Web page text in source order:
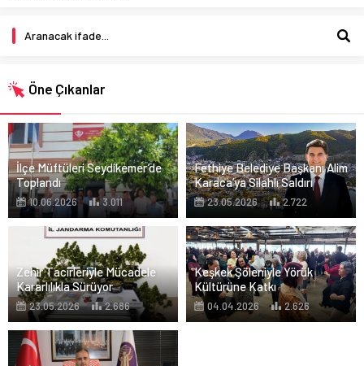
Öne Çıkanlar
İlçe Müftüleri Seydikemer’de
Toplandı
10.06.2026 3.011
Fethiye Belediye Başkanı Alim
Karaca’ya Silahlı Saldırı
23.05.2026 2.722
Zehir Tacirleriyle Mücadele
Kararlılıkla Sürüyor
23.05.2026 2.686
Keşkek Şöleniyle Yörük
Kültürüne Katkı
04.04.2026 2.626